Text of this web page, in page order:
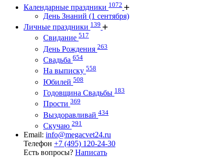
Календарные праздники 1072
День Знаний (1 сентября)
Личные праздники 139
Свидание 517
День Рождения 263
Свадьба 654
На выписку 558
Юбилей 508
Годовщина Свадьбы 183
Прости 369
Выздоравливай 434
Скучаю 291
Email: info@megacvet24.ru
Телефон +7 (495) 120-24-30
Есть вопросы? Написать